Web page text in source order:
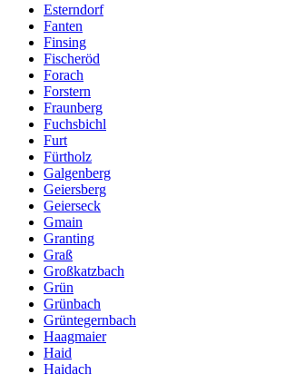
Esterndorf
Fanten
Finsing
Fischeröd
Forach
Forstern
Fraunberg
Fuchsbichl
Furt
Fürtholz
Galgenberg
Geiersberg
Geierseck
Gmain
Granting
Graß
Großkatzbach
Grün
Grünbach
Grüntegernbach
Haagmaier
Haid
Haidach